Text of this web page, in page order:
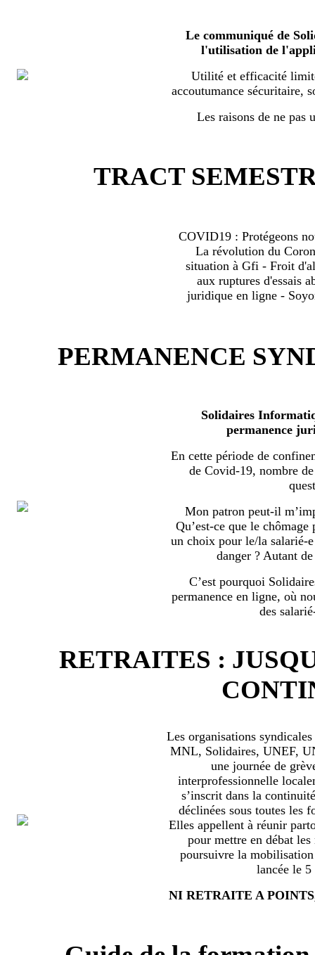
Le communiqué de
l'utilisation de
Utilité et efficacité
accoutumance sécuritaire,
Les raisons de ne pas
TRACT
COVID19 : Protégeons
La révolution du
situation à Gfi - Froit
aux ruptures d'essais
juridique en ligne -
PERMANENCE
Solidaires
permanence
En cette période de
de Covid-19, nombre
Mon patron peut-il
Qu’est-ce que le
un choix pour le/la salarié-
danger ? Autant
C’est pourquoi
permanence en ligne, où
des
RETRAITES :
Les organisations
MNL, Solidaires, UNEF,
une journée de
interprofessionnelle
s’inscrit dans la
déclinées sous toutes les
Elles appellent à réunir
pour mettre en débat
poursuivre la
lancée le 5
NI RETRAITE A